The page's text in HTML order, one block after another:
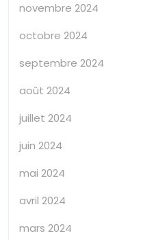
novembre 2024
octobre 2024
septembre 2024
août 2024
juillet 2024
juin 2024
mai 2024
avril 2024
mars 2024